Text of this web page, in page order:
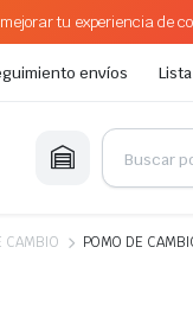
tu experiencia de
envíos
CAMBIO POMO DE